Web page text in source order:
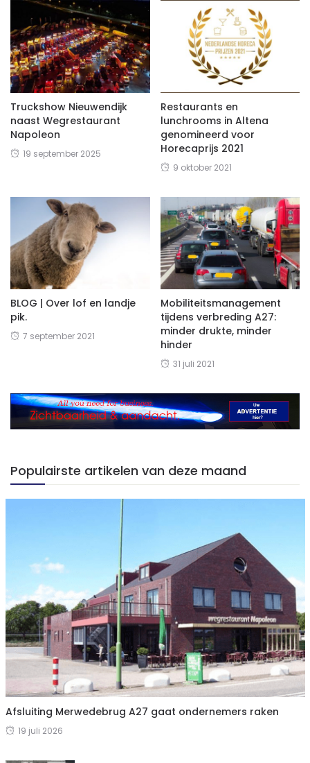
Truckshow Nieuwendijk
naast Wegrestaurant
Napoleon
19 september 2025
Restaurants en
lunchrooms in Altena
genomineerd voor
Horecaprijs 2021
9 oktober 2021
BLOG | Over lof en landje
pik.
7 september 2021
Mobiliteitsmanagement
tijdens verbreding A27:
minder drukte, minder
hinder
31 juli 2021
Populairste artikelen van deze maand
Afsluiting Merwedebrug A27 gaat ondernemers raken
19 juli 2026